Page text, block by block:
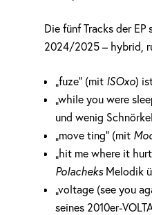
Die fünf Tracks der
2024/2025 – hybrid,
„fuze“ (mit ISOxo)
„while you were
und wenig
„move ting“ (mit
„hit me where it
Polacheks Melodik
„voltage (see you
seines 2010er-